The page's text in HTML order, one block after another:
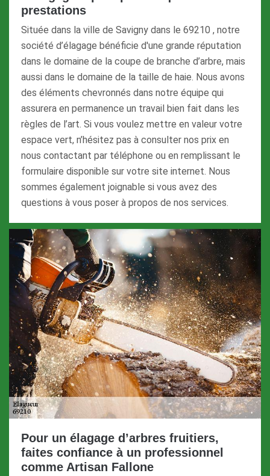
prestations
Située dans la ville de Savigny dans le 69210 , notre
société d’élagage bénéficie d'une grande réputation
dans le domaine de la coupe de branche d’arbre, mais
aussi dans le domaine de la taille de haie. Nous avons
des éléments chevronnés dans notre équipe qui
assurera en permanence un travail bien fait dans les
règles de l’art. Si vous voulez mettre en valeur votre
espace vert, n’hésitez pas à consulter nos prix en
nous contactant par téléphone ou en remplissant le
formulaire disponible sur votre site internet. Nous
sommes également joignable si vous avez des
questions à vous poser à propos de nos services.
Pour un élagage d’arbres fruitiers,
faites confiance à un professionnel
comme Artisan Fallone